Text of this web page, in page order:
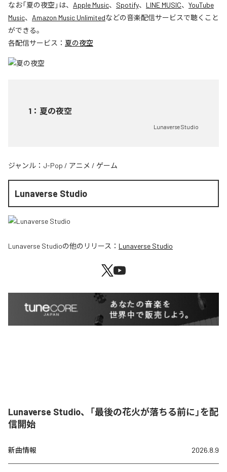
なお「夏の夜空 」は、 Apple Music、 Spotify、 LINE MUSIC、 YouTube
Music、 Amazon Music Unlimitedなどの音楽配信サービスで聴くこと
ができる。
各配信サービス： 夏の夜空
1 ： 夏の夜空
Lunaverse Studio
ジャンル： J-Pop / アニメ / ゲーム
Lunaverse Studio
Lunaverse Studioの他のリリース： Lunaverse Studio
Lunaverse Studio、「最後の花火が落ちる前に」を配
信開始
新曲情報 2026.8.9